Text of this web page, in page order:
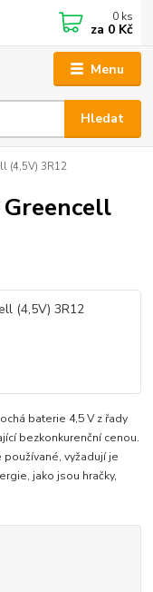
Menu
Hledat
0 ks
za 0 Kč
(4,5V) 3R12
baterie 4,5 V z řady
bezkonkurenční cenou.
vyžadují je
jako jsou hračky,